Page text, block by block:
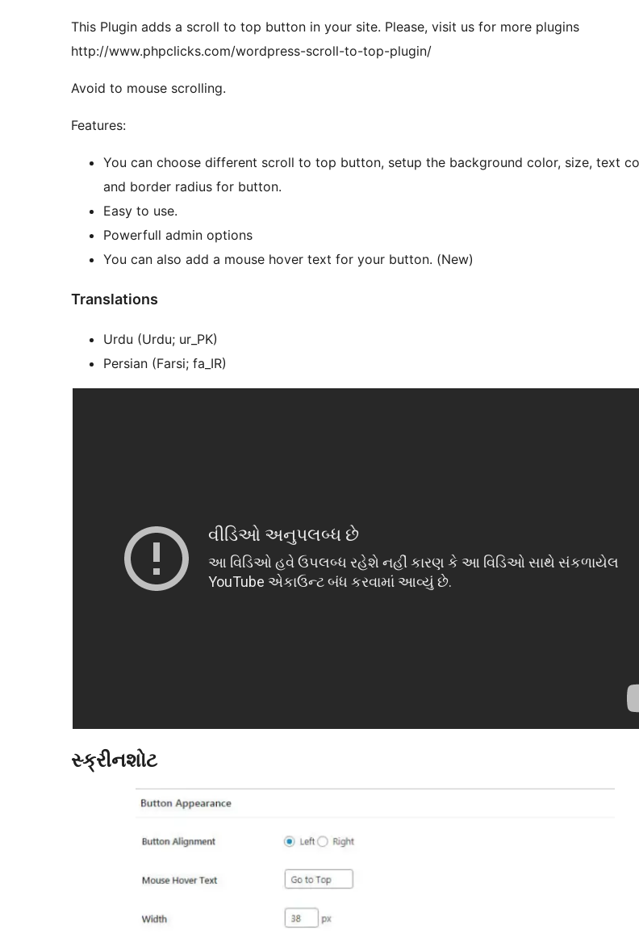
This Plugin adds a scroll to top button in your site. Please, visit us for more plugins
http://www.phpclicks.com/wordpress-scroll-to-top-plugin/
Avoid to mouse scrolling.
Features:
You can choose different scroll to top button, setup the background color, size, text
and border radius for button.
Easy to use.
Powerfull admin options
You can also add a mouse hover text for your button. (New)
Translations
Urdu (Urdu; ur_PK)
Persian (Farsi; fa_IR)
સ્ક્રીનશોટ